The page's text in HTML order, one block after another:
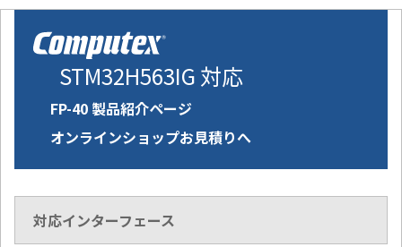
STM32H563IG 対応
FP-40 製品紹介ページ
オンラインショップお見積りへ
対応インターフェース